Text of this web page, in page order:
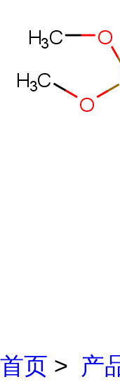
首页 > 产